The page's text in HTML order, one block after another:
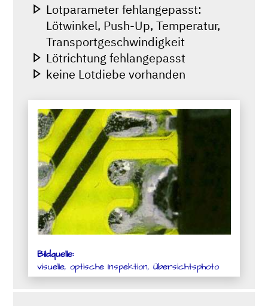
Lotparameter fehlangepasst:
Lötwinkel, Push-Up, Temperatur,
Transportgeschwindigkeit
Lötrichtung fehlangepasst
keine Lotdiebe vorhanden
Bildquelle:
visuelle, optische Inspektion, Übersichtsphoto